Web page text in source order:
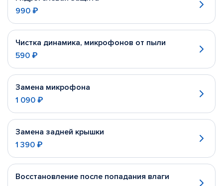
990 ₽
Чистка динамика, микрофонов от пыли
590 ₽
Замена микрофона
1 090 ₽
Замена задней крышки
1 390 ₽
Восстановление после попадания влаги